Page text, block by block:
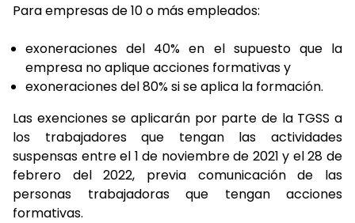
Para empresas de 10 o más empleados:
exoneraciones del 40% en el supuesto que la
empresa no aplique acciones formativas y
exoneraciones del 80% si se aplica la formación.
Las exenciones se aplicarán por parte de la TGSS a
los trabajadores que tengan las actividades
suspensas entre el 1 de noviembre de 2021 y el 28 de
febrero del 2022, previa comunicación de las
personas trabajadoras que tengan acciones
formativas.